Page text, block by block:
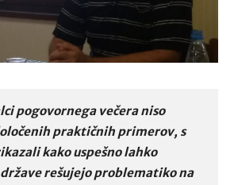
pogovornega večera niso
praktičnih primerov, s
kako uspešno lahko
rešujejo problematiko na